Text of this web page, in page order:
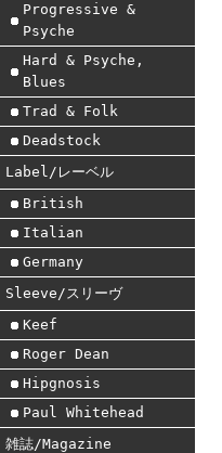
Progressive &
Psyche
Hard & Psyche,
Blues
Trad & Folk
Deadstock
Label/レーベル
British
Italian
Germany
Sleeve/スリーヴ
Keef
Roger Dean
Hipgnosis
Paul Whitehead
雑誌/Magazine